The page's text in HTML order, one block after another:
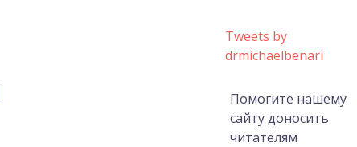
Tweets by
drmichaelbenari
Помогите нашему
сайту доносить
читателям